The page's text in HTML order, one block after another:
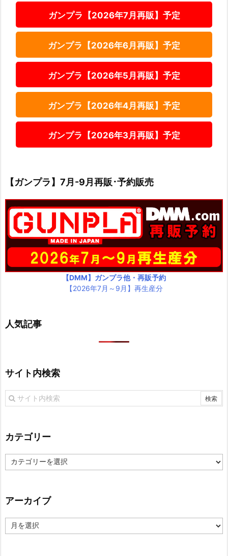
ガンプラ【2026年7月再販】予定
ガンプラ【2026年6月再販】予定
ガンプラ【2026年5月再販】予定
ガンプラ【2026年4月再販】予定
ガンプラ【2026年3月再販】予定
【ガンプラ】7月-9月再販･予約販売
【DMM】ガンプラ他・再販予約
【2026年7月～9月】再生産分
人気記事
サイト内検索
カテゴリー
カ
テ
ー
アーカイブ
ー